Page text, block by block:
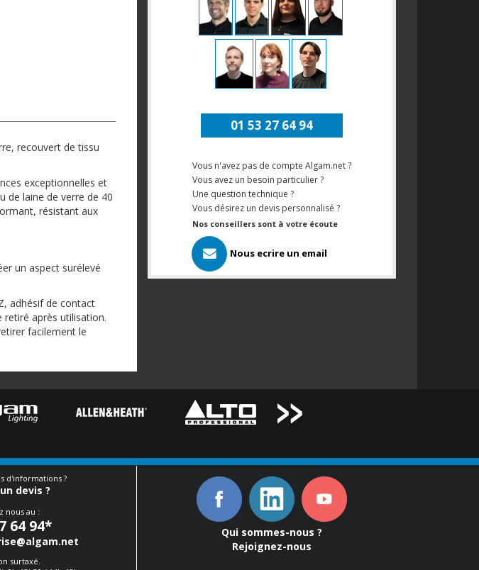
recouvert de tissu
exceptionnelles et
de laine de verre de 40
résistant aux
un aspect surélevé
adhésif de contact
retiré après utilisation.
facilement le
01 53 27 64 94
Vous n'avez pas de compte Algam.net ?
Vous avez un besoin particulier ?
Une question technique ?
Vous désirez un devis personnalisé ?
Nos conseillers sont à votre écoute
Nous ecrire un email
d'informations ?
devis ?
nous au :
64 94*
surtaxé.
Qui sommes-nous ?
Rejoignez-nous